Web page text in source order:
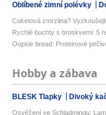
Oblíbené zimní polévky
Cuketová zmrzlina?
Rychlé buchty s broskvemi: 5
Oopsie bread: Proteinové
Hobby a zábava
BLESK Tlapky Divoký
Osvěžení ve Schladmingu: